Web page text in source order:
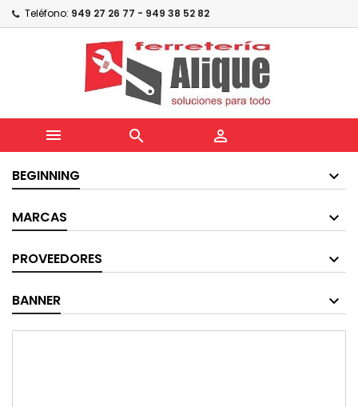
Teléfono: 949 27 26 77 - 949 38 52 82
  
BEGINNING
MARCAS
PROVEEDORES
BANNER